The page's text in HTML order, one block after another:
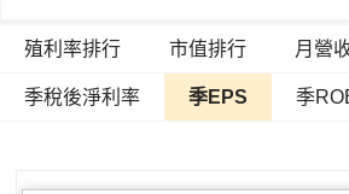
殖利率排行 市值排行 月營
季稅後淨利率 季EPS 季